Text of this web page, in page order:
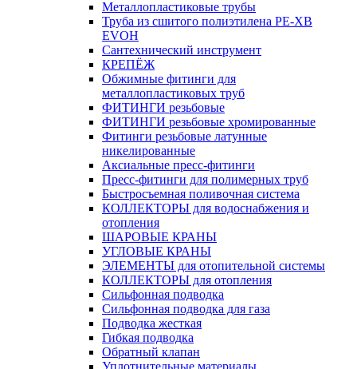
Металлопластиковые трубы
Труба из сшитого полиэтилена PE-XB
EVOH
Сантехнический инструмент
КРЕПЁЖ
Обжимные фитинги для
металлопластиковых труб
ФИТИНГИ резьбовые
ФИТИНГИ резьбовые хромированные
Фитинги резьбовые латунные
никелированные
Аксиальные пресс-фитинги
Пресс-фитинги для полимерных труб
Быстросъемная поливочная система
КОЛЛЕКТОРЫ для водоснабжения и
отопления
ШАРОВЫЕ КРАНЫ
УГЛОВЫЕ КРАНЫ
ЭЛЕМЕНТЫ для отопительной системы
КОЛЛЕКТОРЫ для отопления
Сильфонная подводка
Cильфонная подводка для газа
Подводка жесткая
Гибкая подводка
Обратный клапан
Уплотнительные материалы